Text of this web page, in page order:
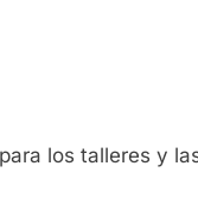
los talleres y